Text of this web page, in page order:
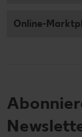
Online-